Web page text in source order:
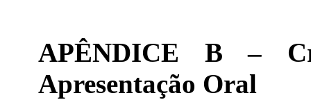
APÊNDICE B –
Apresentação Oral